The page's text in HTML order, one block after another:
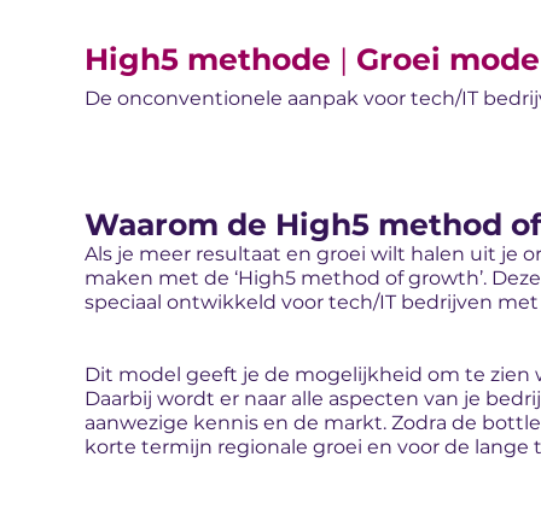
High5 methode | Groei
De onconventionele aanpak voor tech/IT
Waarom de High5 method
Als je meer resultaat en groei wilt halen uit je
maken met de ‘High5 method of growth’.
speciaal ontwikkeld voor tech/IT bedrijven
Dit model geeft je de mogelijkheid om te zien
Daarbij wordt er naar alle aspecten van je
aanwezige kennis en de markt. Zodra de
korte termijn regionale groei en voor de